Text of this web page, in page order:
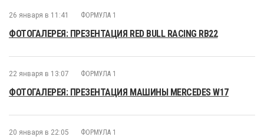
26 января в 11:41 ФОРМУЛА 1
ФОТОГАЛЕРЕЯ: ПРЕЗЕНТАЦИЯ RED BULL RACING RB22
22 января в 13:07 ФОРМУЛА 1
ФОТОГАЛЕРЕЯ: ПРЕЗЕНТАЦИЯ МАШИНЫ MERCEDES W17
20 января в 22:05 ФОРМУЛА 1